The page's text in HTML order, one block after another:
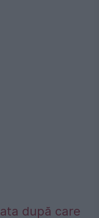
după care